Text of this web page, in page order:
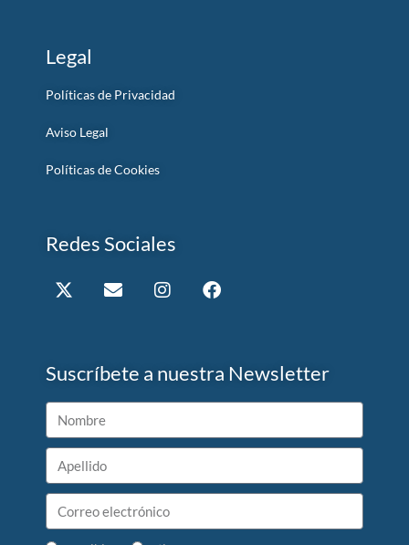
Legal
Políticas de Privacidad
Aviso Legal
Políticas de Cookies
Redes Sociales
Suscríbete a nuestra Newsletter